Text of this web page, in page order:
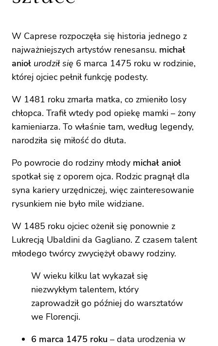
W Caprese rozpoczęła się historia jednego z
najważniejszych artystów renesansu. michał
anioł urodził się 6 marca 1475 roku w rodzinie,
której ojciec pełnił funkcję podesty.
W 1481 roku zmarła matka, co zmieniło losy
chłopca. Trafił wtedy pod opiekę mamki – żony
kamieniarza. To właśnie tam, według legendy,
narodziła się miłość do dłuta.
Po powrocie do rodziny młody michał anioł
spotkał się z oporem ojca. Rodzic pragnął dla
syna kariery urzędniczej, więc zainteresowanie
rysunkiem nie było mile widziane.
W 1485 roku ojciec ożenił się ponownie z
Lukrecją Ubaldini da Gagliano. Z czasem talent
młodego twórcy zwyciężył obawy rodziny.
W wieku kilku lat wykazał się
niezwykłym talentem, który
zaprowadził go później do warsztatów
we Florencji.
6 marca 1475 roku – data urodzenia w